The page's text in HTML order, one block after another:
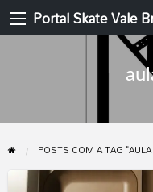
Portal Skate Vale
POSTS COM A TAG